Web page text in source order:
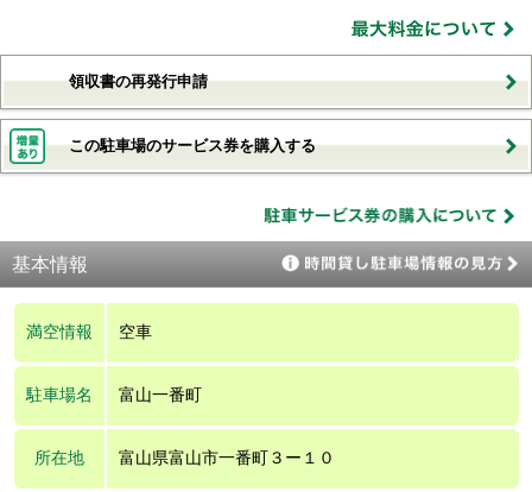
領収書の再発行申請
この駐車場のサービス券を購入する
基本情報
満空情報 空車
駐車場名 富山一番町
所在地 富山県富山市一番町３ー１０